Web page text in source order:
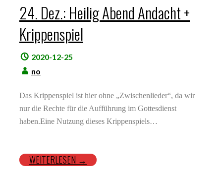
24. Dez.: Heilig Abend Andacht +
Krippenspiel
2020-12-25
no
Das Krippenspiel ist hier ohne „Zwischenlieder“, da wir
nur die Rechte für die Aufführung im Gottesdienst
haben.Eine Nutzung dieses Krippenspiels…
WEITERLESEN →